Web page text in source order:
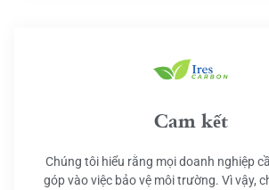
Cam kết
Chúng tôi hiểu rằng mọi doanh nghiệp
góp vào việc bảo vệ môi trường. Vì vậy,